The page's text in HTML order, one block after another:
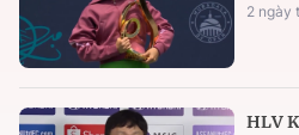
2 ngày
HLV